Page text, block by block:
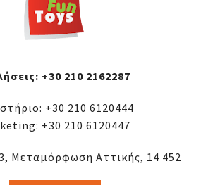
+30 210 2162287
+30 210 6120444
+30 210 6120447
Μεταμόρφωση Αττικής, 14 452